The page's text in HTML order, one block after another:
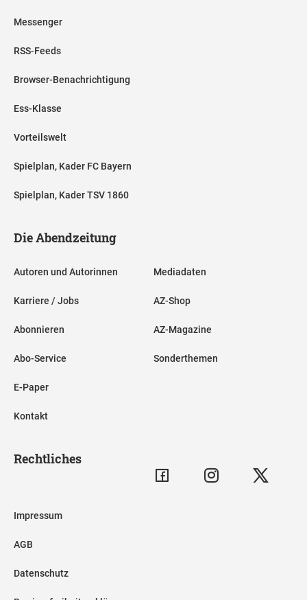
Messenger
RSS-Feeds
Browser-Benachrichtigung
Ess-Klasse
Vorteilswelt
Spielplan, Kader FC Bayern
Spielplan, Kader TSV 1860
Die Abendzeitung
Autoren und Autorinnen
Karriere / Jobs
Abonnieren
Abo-Service
E-Paper
Kontakt
Mediadaten
AZ-Shop
AZ-Magazine
Sonderthemen
Rechtliches
Impressum
AGB
Datenschutz